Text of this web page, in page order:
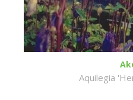
Aquilegia